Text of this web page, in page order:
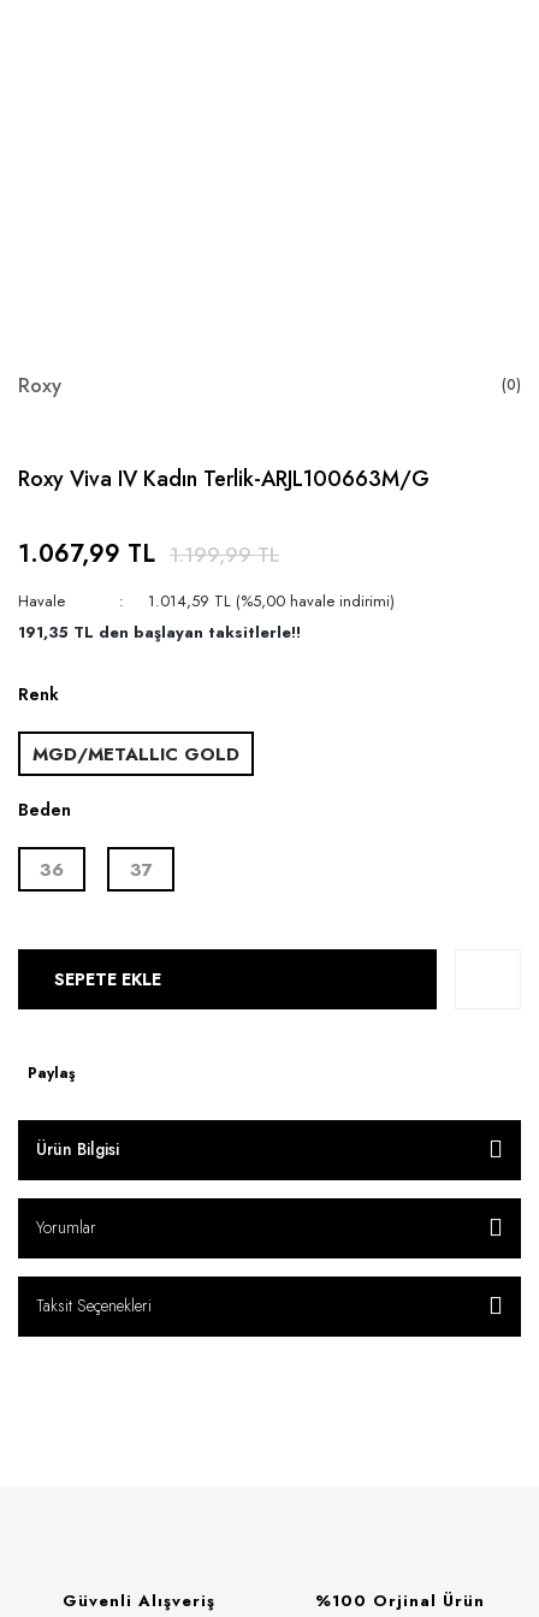
Roxy (0)
Roxy Viva IV Kadın Terlik-ARJL100663M/G
1.067,99 TL 1.199,99 TL
Havale
1.014,59 TL (%5,00 havale indirimi)
191,35 TL den başlayan taksitlerle!!
Renk
MGD/METALLIC GOLD
Beden
36 37
SEPETE EKLE
Paylaş
Ürün Bilgisi
Yorumlar
Taksit Seçenekleri
Güvenli Alışveriş %100 Orjinal Ürün